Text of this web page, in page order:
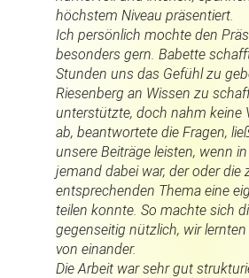
höchstem Niveau präsentiert.
Ich persönlich mochte den
besonders gern. Babette
Stunden uns das Gefühl zu
Riesenberg an Wissen zu
unterstützte, doch nahm keine
ab, beantwortete die Fragen,
unsere Beiträge leisten, wenn
jemand dabei war, der oder die
entsprechenden Thema eine
teilen konnte. So machte sich
gegenseitig nützlich, wir
von einander.
Die Arbeit war sehr gut